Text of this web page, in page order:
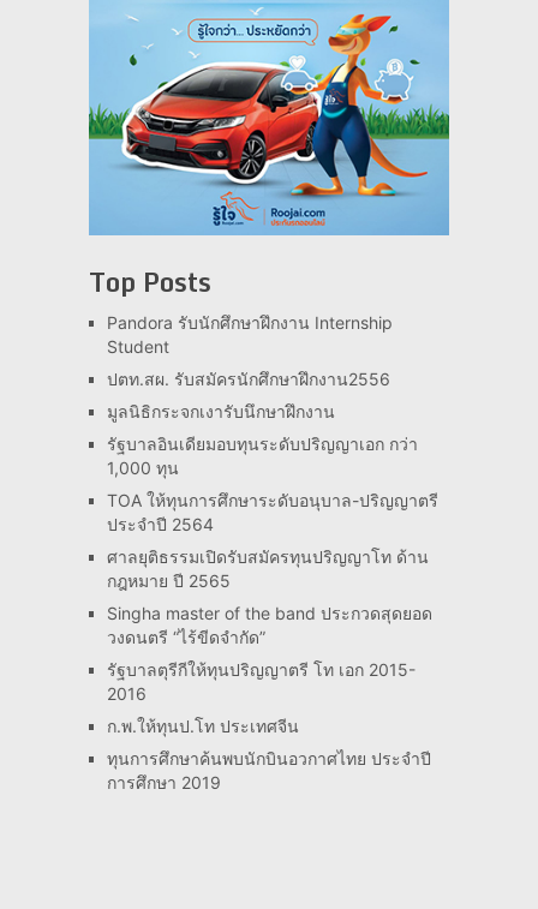
Top Posts
Pandora รับนักศึกษาฝึกงาน Internship
Student
ปตท.สผ. รับสมัครนักศึกษาฝึกงาน2556
มูลนิธิกระจกเงารับนึกษาฝึกงาน
รัฐบาลอินเดียมอบทุนระดับปริญญาเอก กว่า
1,000 ทุน
TOA ให้ทุนการศึกษาระดับอนุบาล-ปริญญาตรี
ประจำปี 2564
ศาลยุติธรรมเปิดรับสมัครทุนปริญญาโท ด้าน
กฎหมาย ปี 2565
Singha master of the band ประกวดสุดยอด
วงดนตรี “ไร้ขีดจำกัด”
รัฐบาลตุรีกีให้ทุนปริญญาตรี โท เอก 2015-
2016
ก.พ.ให้ทุนป.โท ประเทศจีน
ทุนการศึกษาค้นพบนักบินอวกาศไทย ประจำปี
การศึกษา 2019